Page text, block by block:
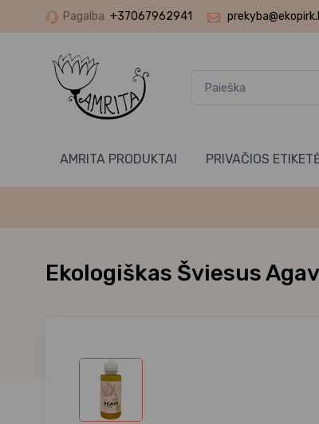
Pagalba +37067962941
AMRITA PRODUKTAI PRIVAČIOS
Ekologiškas Šviesus